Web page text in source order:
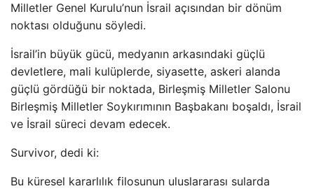
Milletler Genel Kurulu’nun İsrail açısından bir dönüm
noktası olduğunu söyledi.
İsrail’in büyük gücü, medyanın arkasındaki güçlü
devletlere, mali kulüplerde, siyasette, askeri alanda
güçlü gördüğü bir noktada, Birleşmiş Milletler Salonu
Birleşmiş Milletler Soykırımının Başbakanı boşaldı, İsrail
ve İsrail süreci devam edecek.
Survivor, dedi ki:
Bu küresel kararlılık filosunun uluslararası sularda